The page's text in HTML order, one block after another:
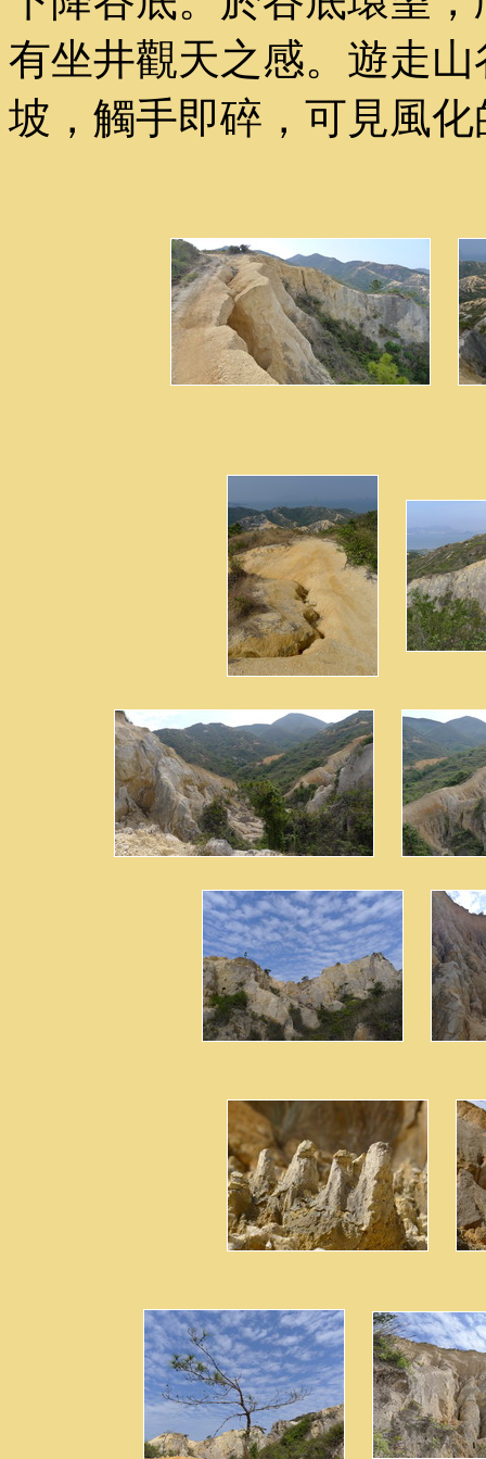
有坐井觀天之感。遊走
坡，觸手即碎，可見風